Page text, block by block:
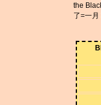
the
了=一